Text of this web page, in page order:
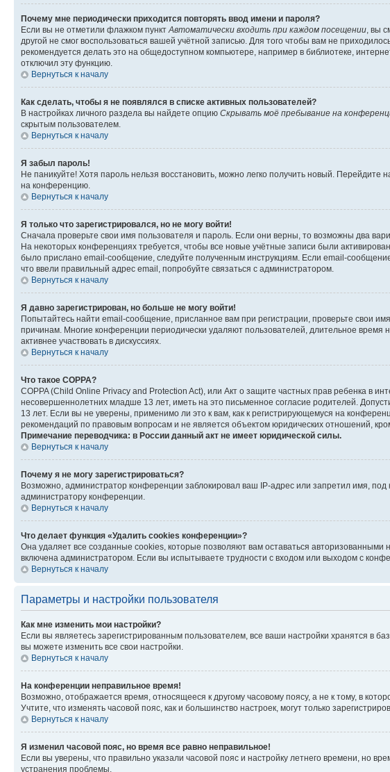
Почему мне периодически приходится повторять ввод имени и пароля?
Если вы не отметили флажком пункт Автоматически входить при каждом посещении , вы
другой не смог воспользоваться вашей учётной записью. Для того чтобы вам не
рекомендуется делать это на общедоступном компьютере, например в библиотеке,
отключил эту функцию.
Вернуться к началу
Как сделать, чтобы я не появлялся в списке активных пользователей?
В настройках личного раздела вы найдете опцию Скрывать моё пребывание на
скрытым пользователем.
Вернуться к началу
Я забыл пароль!
Не паникуйте! Хотя пароль нельзя восстановить, можно легко получить новый.
на конференцию.
Вернуться к началу
Я только что зарегистрировался, но не могу войти!
Сначала проверьте свои имя пользователя и пароль. Если они верны, то возможны два
На некоторых конференциях требуется, чтобы все новые учётные записи были
было прислано email-сообщение, следуйте полученным инструкциям. Если email-
что ввели правильный адрес email, попробуйте связаться с администратором.
Вернуться к началу
Я давно зарегистрирован, но больше не могу войти!
Попытайтесь найти email-сообщение, присланное вам при регистрации, проверьте свои
причинам. Многие конференции периодически удаляют пользователей, длительное
активнее участвовать в дискуссиях.
Вернуться к началу
Что такое COPPA?
COPPA (Child Online Privacy and Protection Act), или Акт о защите частных прав ребенка в
несовершеннолетних младше 13 лет, иметь на это письменное согласие родителей.
13 лет. Если вы не уверены, применимо ли это к вам, как к регистрирующемуся на
рекомендаций по правовым вопросам и не является объектом юридических отношений,
Примечание переводчика: в России данный акт не имеет юридической силы.
Вернуться к началу
Почему я не могу зарегистрироваться?
Возможно, администратор конференции заблокировал ваш IP-адрес или запретил имя,
администратору конференции.
Вернуться к началу
Что делает функция «Удалить cookies конференции»?
Она удаляет все созданные cookies, которые позволяют вам оставаться
включена администратором. Если вы испытываете трудности с входом или выходом с
Вернуться к началу
Параметры и настройки пользователя
Как мне изменить мои настройки?
Если вы являетесь зарегистрированным пользователем, все ваши настройки хранятся в
вы можете изменить все свои настройки.
Вернуться к началу
На конференции неправильное время!
Возможно, отображается время, относящееся к другому часовому поясу, а не к тому, в
Учтите, что изменять часовой пояс, как и большинство настроек, могут только
Вернуться к началу
Я изменил часовой пояс, но время все равно неправильное!
Если вы уверены, что правильно указали часовой пояс и настройку летнего времени, но
устранения проблемы.